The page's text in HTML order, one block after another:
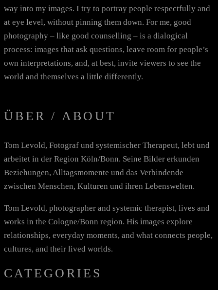
way into my images. I try to portray people respectfully and
at eye level, without pinning them down. For me, good
photography – like good counselling – is a dialogical
process: images that ask questions, leave room for people’s
own interpretations, and, at best, invite viewers to see the
world and themselves a little differently.
ÜBER / ABOUT
Tom Levold, Fotograf und systemischer Therapeut, lebt und
arbeitet in der Region Köln/Bonn. Seine Bilder erkunden
Beziehungen, Alltagsmomente und das Verbindende
zwischen Menschen, Kulturen und ihren Lebenswelten.
Tom Levold, photographer and systemic therapist, lives and
works in the Cologne/Bonn region. His images explore
relationships, everyday moments, and what connects people,
cultures, and their lived worlds.
CATEGORIES